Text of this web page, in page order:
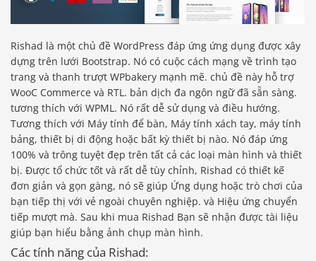
Rishad là một chủ đề WordPress đáp ứng ứng dụng được xây
dựng trên lưới Bootstrap. Nó có cuộc cách mạng về trình tạo
trang và thanh trượt WPbakery mạnh mẽ. chủ đề này hỗ trợ
WooC Commerce và RTL. bản dịch đa ngôn ngữ đã sẵn sàng.
tương thích với WPML. Nó rất dễ sử dụng và điều hướng.
Tương thích với Máy tính để bàn, Máy tính xách tay, máy tính
bảng, thiết bị di động hoặc bất kỳ thiết bị nào. Nó đáp ứng
100% và trông tuyệt đẹp trên tất cả các loại màn hình và thiết
bị. Được tổ chức tốt và rất dễ tùy chỉnh, Rishad có thiết kế
đơn giản và gọn gàng, nó sẽ giúp Ứng dụng hoặc trò chơi của
bạn tiếp thị với vẻ ngoài chuyên nghiệp. và Hiệu ứng chuyển
tiếp mượt mà. Sau khi mua Rishad Bạn sẽ nhận được tài liệu
giúp bạn hiểu bằng ảnh chụp màn hình.
Các tính năng của Rishad: